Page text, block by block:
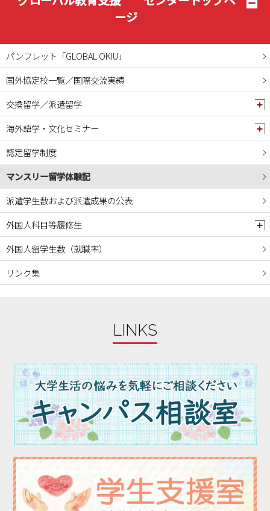
2024年10月
2024年09月
2024年08月
2024年07月
2024年06月
2024年05月
2024年04月
2024年03月
2024年02月
2024年01月
2023年12月
2023年11月
2023年10月
2023年05月
2023年04月
2023年03月
2023年02月
2023年01月
2022年12月
2022年11月
2022年10月
ージ
パンフレット「GLOBAL OKIU」
国外協定校一覧／国際交流実績
交換留学／派遣留学
海外語学・文化セミナー
認定留学制度
マンスリー留学体験記
派遣学生数および派遣成果の公表
外国人科目等履修生
外国人留学生数（就職率）
リンク集
LINKS